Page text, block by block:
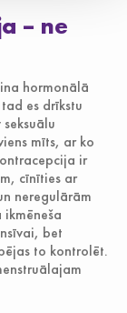
– ne
hormonālā
es drīkstu
mīts, ar ko
ir
cīnīties ar
neregulārām
bet
to kontrolēt.